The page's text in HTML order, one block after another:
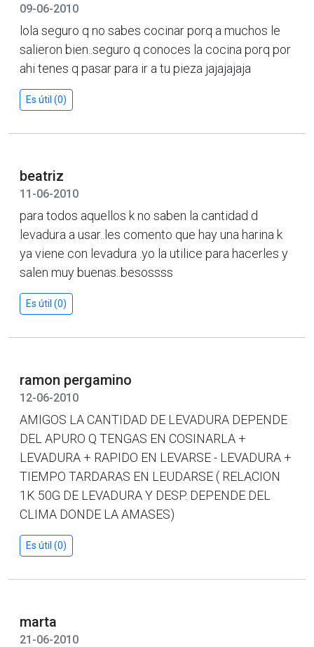
09-06-2010
lola seguro q no sabes cocinar porq a muchos le
salieron bien..seguro q conoces la cocina porq por
ahi tenes q pasar para ir a tu pieza jajajajaja
Es útil (0)
beatriz
11-06-2010
para todos aquellos k no saben la cantidad d
levadura a usar..les comento que hay una harina k
ya viene con levadura .yo la utilice para hacerles y
salen muy buenas..besossss
Es útil (0)
ramon pergamino
12-06-2010
AMIGOS LA CANTIDAD DE LEVADURA DEPENDE
DEL APURO Q TENGAS EN COSINARLA +
LEVADURA + RAPIDO EN LEVARSE - LEVADURA +
TIEMPO TARDARAS EN LEUDARSE ( RELACION
1K 50G DE LEVADURA Y DESP. DEPENDE DEL
CLIMA DONDE LA AMASES)
Es útil (0)
marta
21-06-2010